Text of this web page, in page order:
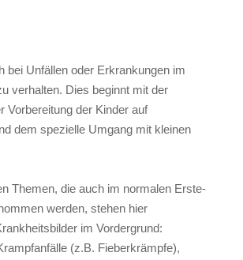
bei Unfällen oder Erkrankungen im
verhalten. Dies beginnt mit der
Vorbereitung der Kinder auf
dem spezielle Umgang mit kleinen
Themen, die auch im normalen Erste-
werden, stehen hier
im Vordergrund:
(z.B. Fieberkrämpfe),